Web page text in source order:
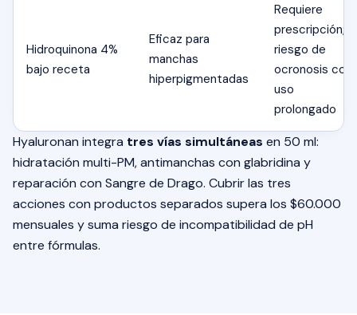
Hidroquinona 4%
bajo receta
Eficaz para
manchas
hiperpigmentadas
Requiere
prescripción;
riesgo de
ocronosis con
uso
prolongado
Hyaluronan integra tres vías simultáneas en 50 ml:
hidratación multi-PM, antimanchas con glabridina y
reparación con Sangre de Drago. Cubrir las tres
acciones con productos separados supera los $60.000
mensuales y suma riesgo de incompatibilidad de pH
entre fórmulas.